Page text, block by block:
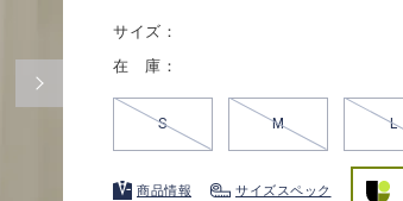
サイズ：
在 庫：
S M L
商品情報 サイズスペック